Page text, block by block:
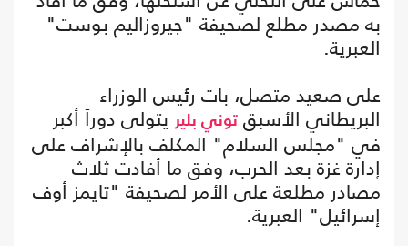
به مصدر مطلع لصحيفة "جيروزاليم بوست"
العبرية.
على صعيد متصل، بات رئيس الوزراء
البريطاني الأسبق توني بلير يتولى دوراً أكبر
في "مجلس السلام" المكلف بالإشراف على
إدارة غزة بعد الحرب، وفق ما أفادت ثلاث
مصادر مطلعة على الأمر لصحيفة "تايمز أوف
إسرائيل" العبرية.